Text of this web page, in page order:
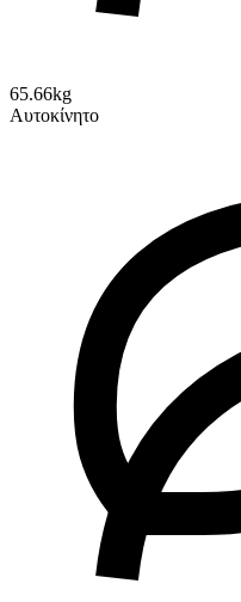
65.66kg
Αυτοκίνητο